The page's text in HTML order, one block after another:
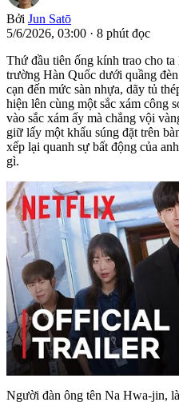
Bởi Jun Satō
5/6/2026, 03:00 · 8 phút đọc
Thứ đầu tiên ống kính trao cho
trường Hàn Quốc dưới quầng
cạn đến mức sàn nhựa, dãy tủ
hiện lên cùng một sắc xám công
vào sắc xám ấy mà chẳng vội
giữ lấy một khẩu súng đặt trên
xếp lại quanh sự bất động của
gì.
Người đàn ông tên Na Hwa-jin,